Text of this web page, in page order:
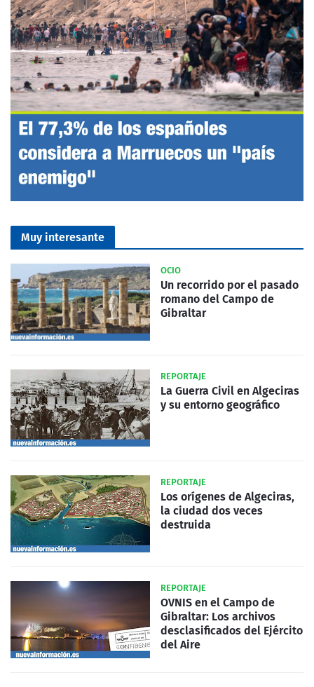
Muy interesante
OCIO
Un recorrido por el pasado
romano del Campo de
Gibraltar
REPORTAJE
La Guerra Civil en Algeciras
y su entorno geográfico
REPORTAJE
Los orígenes de Algeciras,
la ciudad dos veces
destruida
REPORTAJE
OVNIS en el Campo de
Gibraltar: Los archivos
desclasificados del Ejército
del Aire